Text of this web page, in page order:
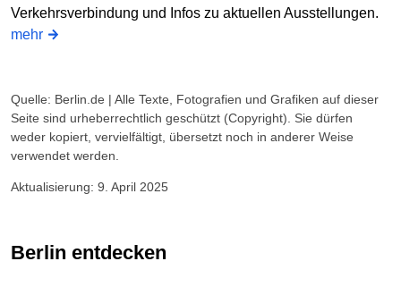
Verkehrsverbindung und Infos zu aktuellen Ausstellungen.
mehr
Quelle: Berlin.de | Alle Texte, Fotografien und Grafiken auf dieser
Seite sind urheberrechtlich geschützt (Copyright). Sie dürfen
weder kopiert, vervielfältigt, übersetzt noch in anderer Weise
verwendet werden.
Aktualisierung: 9. April 2025
Berlin entdecken